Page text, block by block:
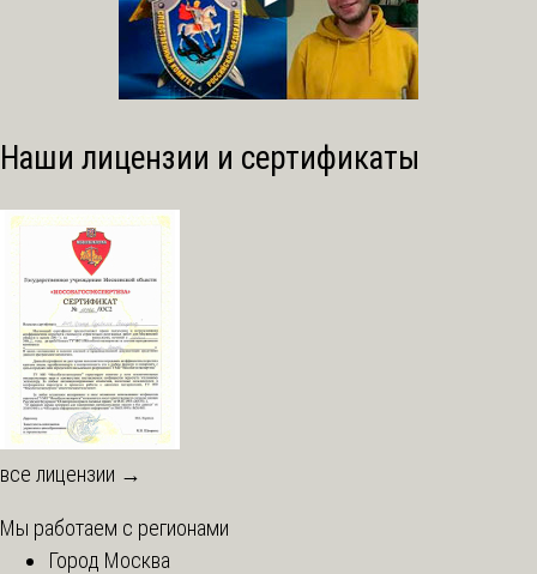
Наши лицензии и сертификаты
все лицензии →
Мы работаем с регионами
Город Москва